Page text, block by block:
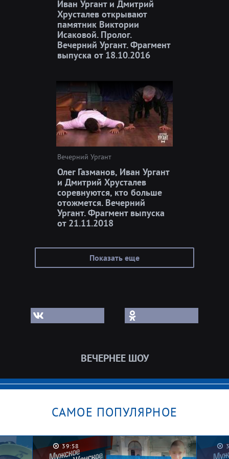
Иван Ургант и Дмитрий
Хрусталев открывают
памятник Виктории
Исаковой. Пролог.
Вечерний Ургант. Фрагмент
выпуска от 18.10.2016
Вечерний Ургант
Олег Газманов, Иван Ургант
и Дмитрий Хрусталев
соревнуются, кто больше
отожмется. Вечерний
Ургант. Фрагмент выпуска
от 21.11.2018
Показать еще
ВЕЧЕРНЕЕ ШОУ
САМОЕ ПОПУЛЯРНОЕ
39:58